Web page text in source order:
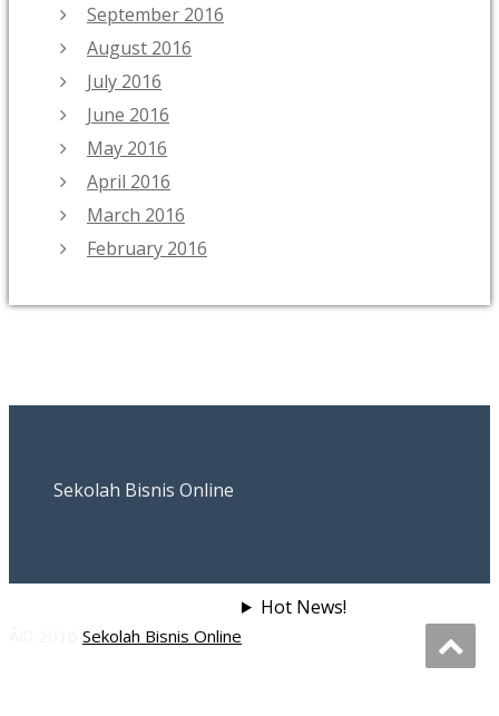
September 2016
August 2016
July 2016
June 2016
May 2016
April 2016
March 2016
February 2016
Sekolah Bisnis Online
Sekolah Bisnis Online
Hot News!